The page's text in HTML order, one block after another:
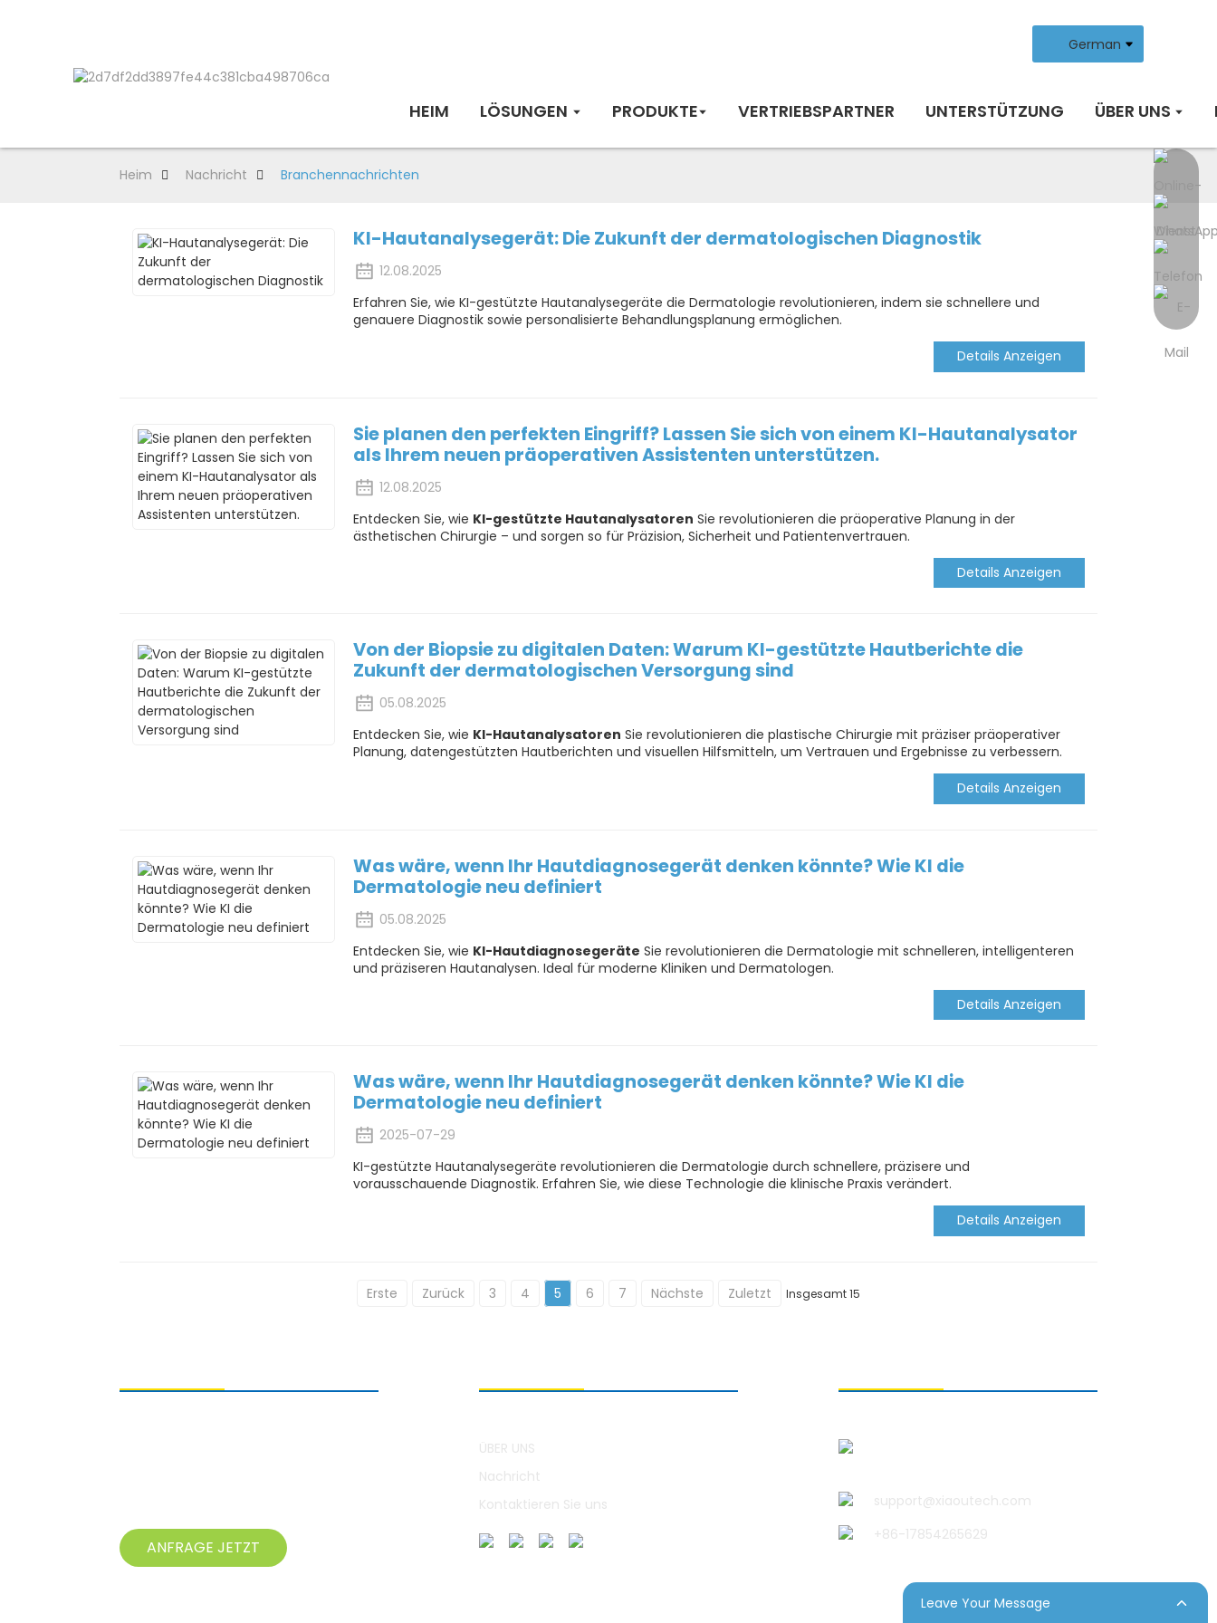
German
HEIM LÖSUNGEN PRODUKTE VERTRIEBSPARTNER UNTERSTÜTZUNG ÜBER UNS
Heim Nachricht Branchennachrichten
KI-Hautanalysegerät: Die Zukunft der dermatologischen Diagnostik
12.08.2025
Erfahren Sie, wie KI-gestützte Hautanalysegeräte die Dermatologie revolutionieren, indem sie schnellere und
genauere Diagnostik sowie personalisierte Behandlungsplanung ermöglichen.
Details Anzeigen
Sie planen den perfekten Eingriff? Lassen Sie sich von einem KI-Hautanalysator
als Ihrem neuen präoperativen Assistenten unterstützen.
12.08.2025
Entdecken Sie, wie KI-gestützte Hautanalysatoren Sie revolutionieren die präoperative Planung in der
ästhetischen Chirurgie – und sorgen so für Präzision, Sicherheit und Patientenvertrauen.
Details Anzeigen
Von der Biopsie zu digitalen Daten: Warum KI-gestützte Hautberichte die
Zukunft der dermatologischen Versorgung sind
05.08.2025
Entdecken Sie, wie KI-Hautanalysatoren Sie revolutionieren die plastische Chirurgie mit präziser präoperativer
Planung, datengestützten Hautberichten und visuellen Hilfsmitteln, um Vertrauen und Ergebnisse zu verbessern.
Details Anzeigen
Was wäre, wenn Ihr Hautdiagnosegerät denken könnte? Wie KI die
Dermatologie neu definiert
05.08.2025
Entdecken Sie, wie KI-Hautdiagnosegeräte Sie revolutionieren die Dermatologie mit schnelleren, intelligenteren
und präziseren Hautanalysen. Ideal für moderne Kliniken und Dermatologen.
Details Anzeigen
Was wäre, wenn Ihr Hautdiagnosegerät denken könnte? Wie KI die
Dermatologie neu definiert
2025-07-29
KI-gestützte Hautanalysegeräte revolutionieren die Dermatologie durch schnellere, präzisere und
vorausschauende Diagnostik. Erfahren Sie, wie diese Technologie die klinische Praxis verändert.
Details Anzeigen
Erste Zurück 3 4 5 6 7 Nächste Zuletzt Insgesamt 15
support@xiaoutech.com
+86-17854265629
ÜBER UNS
Nachricht
Kontaktieren Sie uns
ANFRAGE JETZT
Leave Your Message